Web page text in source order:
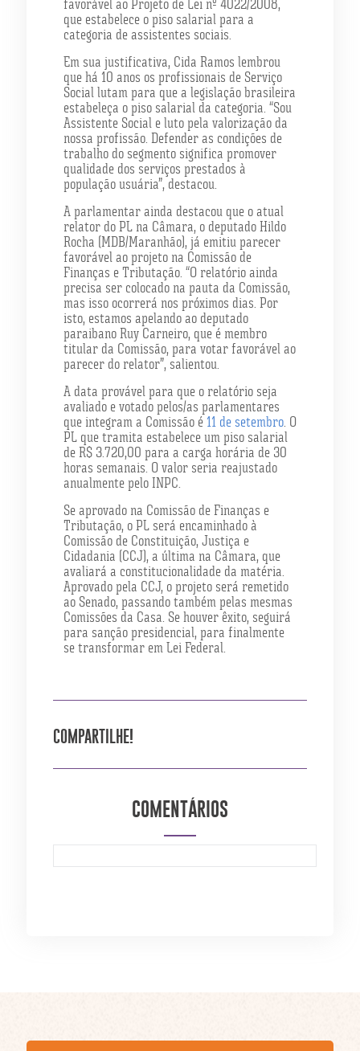
favorável ao Projeto de Lei nº 4022/2008,
que estabelece o piso salarial para a
categoria de assistentes sociais.
Em sua justificativa, Cida Ramos lembrou
que há 10 anos os profissionais de Serviço
Social lutam para que a legislação brasileira
estabeleça o piso salarial da categoria. “Sou
Assistente Social e luto pela valorização da
nossa profissão. Defender as condições de
trabalho do segmento significa promover
qualidade dos serviços prestados à
população usuária”, destacou.
A parlamentar ainda destacou que o atual
relator do PL na Câmara, o deputado Hildo
Rocha (MDB/Maranhão), já emitiu parecer
favorável ao projeto na Comissão de
Finanças e Tributação. “O relatório ainda
precisa ser colocado na pauta da Comissão,
mas isso ocorrerá nos próximos dias. Por
isto, estamos apelando ao deputado
paraibano Ruy Carneiro, que é membro
titular da Comissão, para votar favorável ao
parecer do relator”, salientou.
A data provável para que o relatório seja
avaliado e votado pelos/as parlamentares
que integram a Comissão é 11 de setembro. O
PL que tramita estabelece um piso salarial
de R$ 3.720,00 para a carga horária de 30
horas semanais. O valor seria reajustado
anualmente pelo INPC.
Se aprovado na Comissão de Finanças e
Tributação, o PL será encaminhado à
Comissão de Constituição, Justiça e
Cidadania (CCJ), a última na Câmara, que
avaliará a constitucionalidade da matéria.
Aprovado pela CCJ, o projeto será remetido
ao Senado, passando também pelas mesmas
Comissões da Casa. Se houver êxito, seguirá
para sanção presidencial, para finalmente
se transformar em Lei Federal.
COMPARTILHE!
COMENTÁRIOS